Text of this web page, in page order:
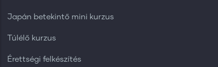
Japán betekintő mini kurzus
Túlélő kurzus
Érettségi felkészítés